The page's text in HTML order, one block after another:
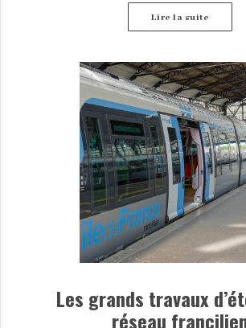
Lire la suite
Les grands travaux
réseau